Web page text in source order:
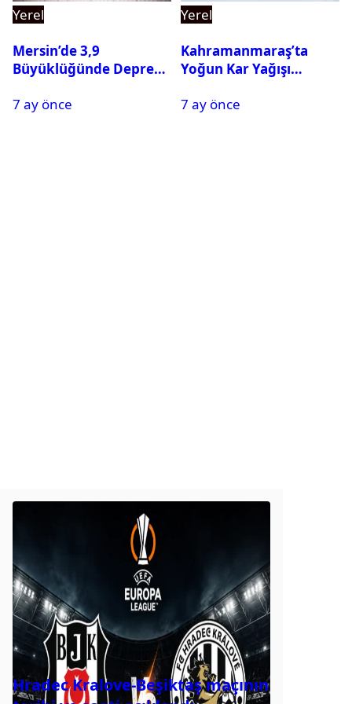
Yerel
Mersin’de 3,9
Büyüklüğünde Deprem
7 ay önce
Yerel
Kahramanmaraş’ta
Yoğun Kar Yağışı
Tatil
7 ay önce
Hradec Kralove-Beşiktaş maçının